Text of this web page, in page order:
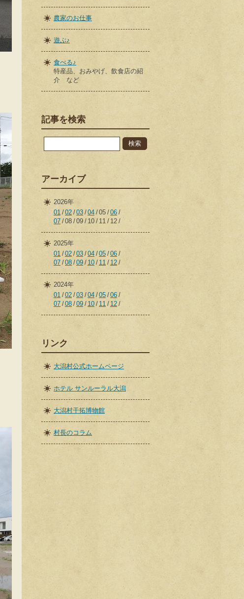
農家のお仕事
遊ぶ♪
食べる♪
特産品、おみやげ、飲食店の紹
介 など
記事を検索
アーカイブ
2026年
01 02 03 04 05 06
07 08 09 10 11 12
2025年
01 02 03 04 05 06
07 08 09 10 11 12
2024年
01 02 03 04 05 06
07 08 09 10 11 12
リンク
大潟村公式ホームページ
ホテル サンルーラル大潟
大潟村干拓博物館
村長のコラム